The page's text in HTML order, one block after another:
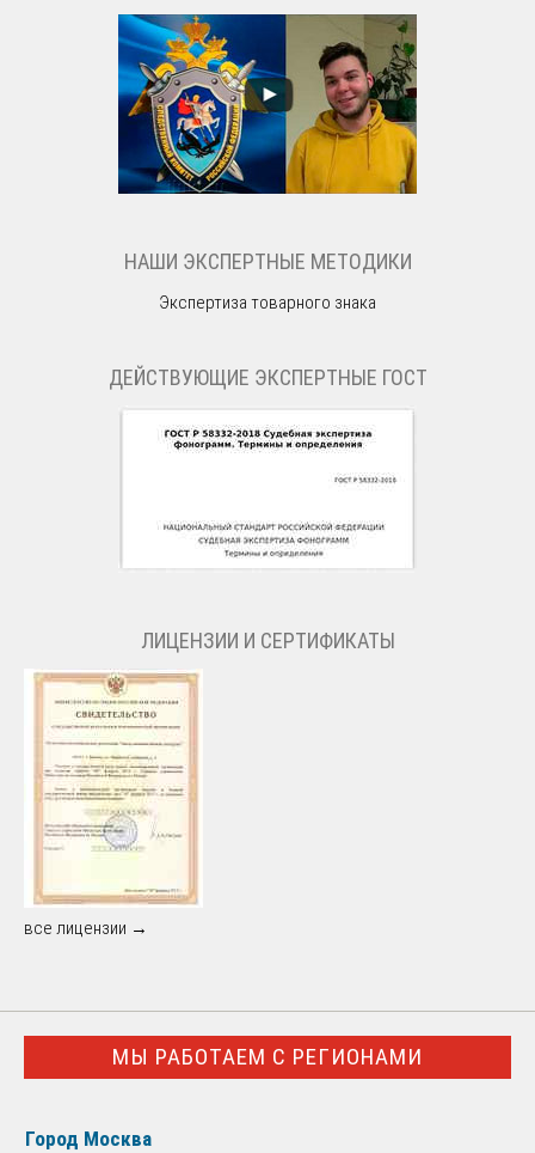
НАШИ ЭКСПЕРТНЫЕ МЕТОДИКИ
Экспертиза товарного знака
ДЕЙСТВУЮЩИЕ ЭКСПЕРТНЫЕ ГОСТ
ЛИЦЕНЗИИ И СЕРТИФИКАТЫ
все лицензии →
МЫ РАБОТАЕМ С РЕГИОНАМИ
Город Москва